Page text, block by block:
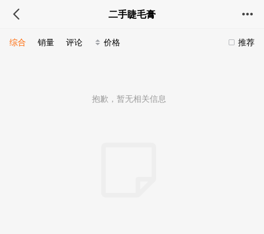
二手睫毛膏
推荐
综合 销量 评论 价格
抱歉，暂无相关信息